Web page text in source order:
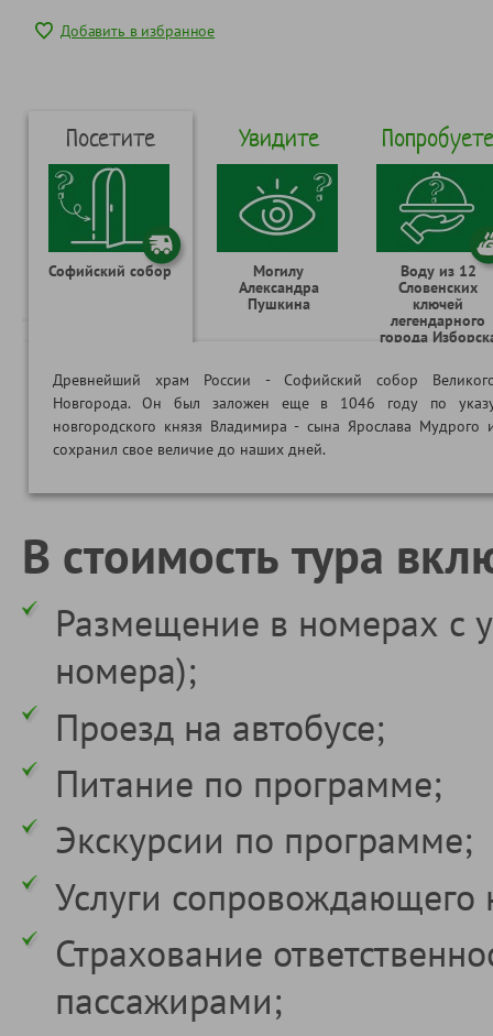
Добавить в избранное
Посетите
Софийский собор
Увидите
Могилу
Александра
Пушкина
Попробуете
Воду из 12
Словенских
ключей
легендарного
города
Древнейший храм России - Софийский собор
Новгорода. Он был заложен еще в 1046 году по
новгородского князя Владимира - сына Ярослава Мудрого
сохранил свое величие до наших дней.
В стоимость тура
Размещение в номерах с
номера);
Проезд на автобусе;
Питание по программе;
Экскурсии по программе;
Услуги сопровождающего
Страхование
пассажирами;